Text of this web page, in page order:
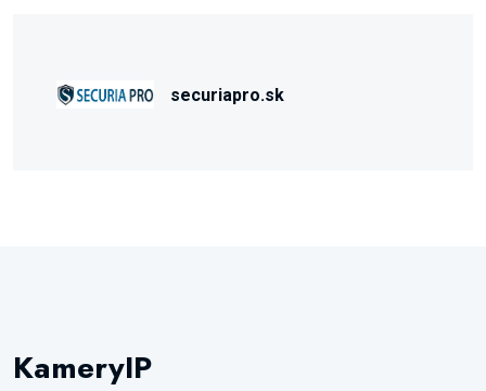
securiapro.sk
KameryIP